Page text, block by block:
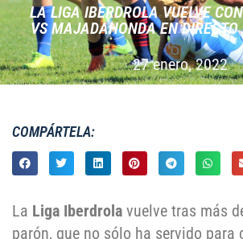
LA LIGA IBERDROLA VUELVE
VS MAJADAHONDA EN
27 enero, 2022
COMPÁRTELA:
La Liga Iberdrola vuelve tras más
parón, que no sólo ha servido para